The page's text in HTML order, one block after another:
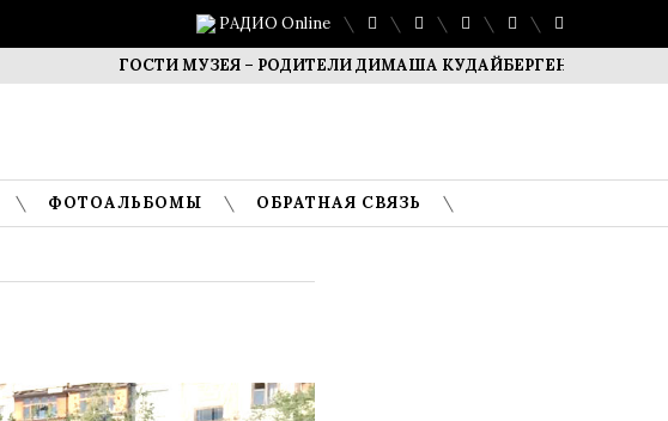
РАДИО Online
ГОСТИ МУЗЕЯ – РОДИТЕЛИ ДИМАША КУДАЙБЕРГЕНА САФУАН
ФОТОАЛЬБОМЫ ОБРАТНАЯ СВЯЗЬ